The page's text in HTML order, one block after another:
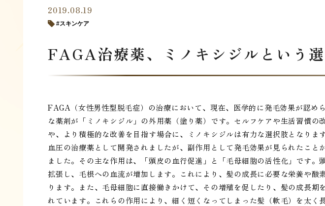
2019.08.19
スキンケア
FAGA治療薬、ミノキシジルという
FAGA（女性男性型脱毛症）の治療において、現在、医学的に発毛効果が認め
な薬剤が「ミノキシジル」の外用薬（塗り薬）です。セルフケアや生活習慣の
や、より積極的な改善を目指す場合に、ミノキシジルは有力な選択肢となりま
血圧の治療薬として開発されましたが、副作用として発毛効果が見られたこと
ました。その主な作用は、「頭皮の血行促進」と「毛母細胞の活性化」です。
拡張し、毛根への血流が増加します。これにより、髪の成長に必要な栄養や酸
ります。また、毛母細胞に直接働きかけて、その増殖を促したり、髪の成長期
れています。これらの作用により、細く短くなってしまった髪（軟毛）を太く